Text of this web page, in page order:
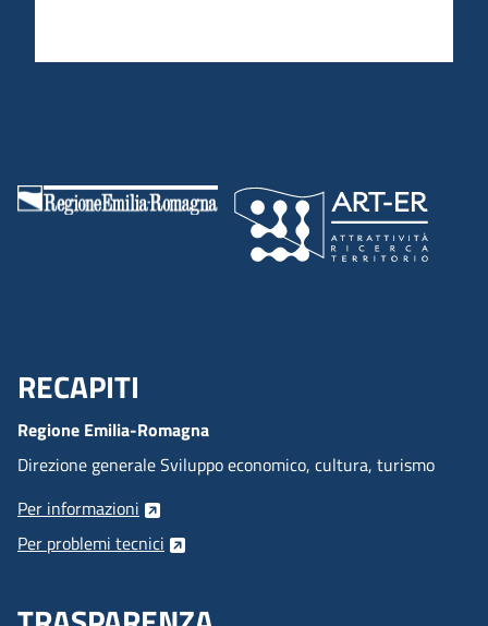
Menu Footer
RECAPITI
Regione Emilia-Romagna
Direzione generale Sviluppo economico, cultura, turismo
Per informazioni
Per problemi tecnici